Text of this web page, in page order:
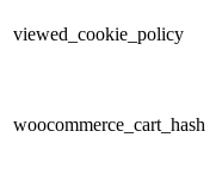
viewed_cookie_policy
woocommerce_cart_hash